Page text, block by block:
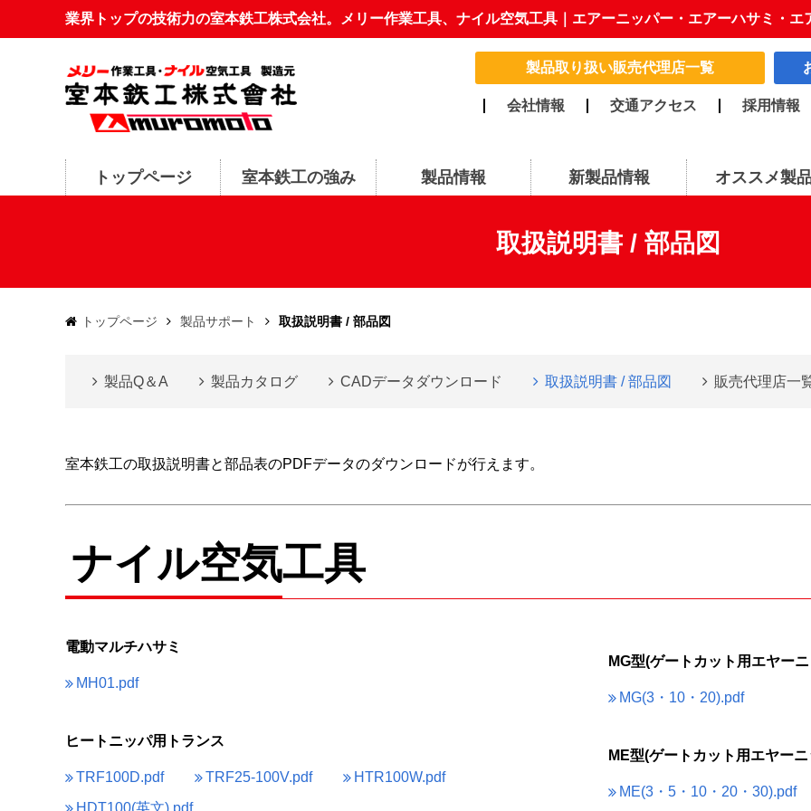
業界トップの技術力の室本鉄工株式会社。メリー作業工具、ナイル空気工具｜エアーニッパー・エアーハサミ・エ
製品取り扱い販売代理店一覧
会社情報 交通アクセス 採用情報
トップページ 室本鉄工の強み 製品情報 新製品情報 オススメ製
取扱説明書 / 部品図
トップページ 製品サポート 取扱説明書 / 部品図
製品Q＆A 製品カタログ CADデータダウンロード 取扱説明書 / 部品図 販売代理店一
室本鉄工の取扱説明書と部品表のPDFデータのダウンロードが行えます。
ナイル空気工具
電動マルチハサミ
MH01.pdf
ヒートニッパ用トランス
TRF100D.pdf TRF25-100V.pdf
HTR100W.pdf
MG型(ゲートカット用エヤー
MG(3・10・20).pdf
ME型(ゲートカット用エヤー
ME(3・5・10・20・30).pdf